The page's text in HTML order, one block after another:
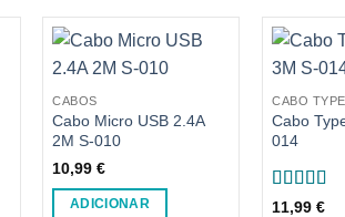
CABOS
Cabo Micro USB 2.4A
2M S-010
10,99€
ADICIONAR
CABO
Cabo
014
Avaliação
11,99€